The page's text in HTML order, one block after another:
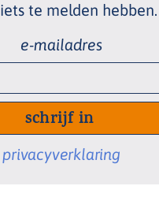
iets te melden hebben.
privacyverklaring